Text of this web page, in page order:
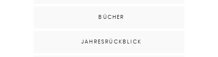
BÜCHER
JAHRESRÜCKBLICK